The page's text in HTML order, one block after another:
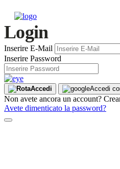
Login
Inserire E-Mail
Inserire Password
Accedi Accedi
Non avete ancora un account?
Avete dimenticato la password?